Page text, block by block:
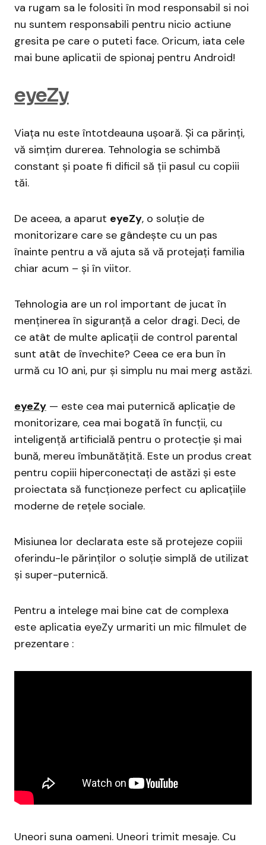
va rugam sa le folositi în mod responsabil si noi
nu suntem responsabili pentru nicio actiune
gresita pe care o puteti face. Oricum, iata cele
mai bune aplicatii de spionaj pentru Android!
eyeZy
Viața nu este întotdeauna ușoară. Și ca părinți,
vă simțim durerea. Tehnologia se schimbă
constant și poate fi dificil să ții pasul cu copiii
tăi.
De aceea, a aparut eyeZy, o soluție de
monitorizare care se gândește cu un pas
înainte pentru a vă ajuta să vă protejați familia
chiar acum – și în viitor.
Tehnologia are un rol important de jucat în
menținerea în siguranță a celor dragi. Deci, de
ce atât de multe aplicații de control parental
sunt atât de învechite? Ceea ce era bun în
urmă cu 10 ani, pur și simplu nu mai merg astăzi.
eyeZy — este cea mai puternică aplicație de
monitorizare, cea mai bogată în funcții, cu
inteligență artificială pentru o protecție și mai
bună, mereu îmbunătățită. Este un produs creat
pentru copiii hiperconectați de astăzi și este
proiectata să funcționeze perfect cu aplicațiile
moderne de rețele sociale.
Misiunea lor declarata este să protejeze copiii
oferindu-le părinților o soluție simplă de utilizat
și super-puternică.
Pentru a intelege mai bine cat de complexa
este aplicatia eyeZy urmariti un mic filmulet de
prezentare :
Uneori suna oameni. Uneori trimit mesaje. Cu